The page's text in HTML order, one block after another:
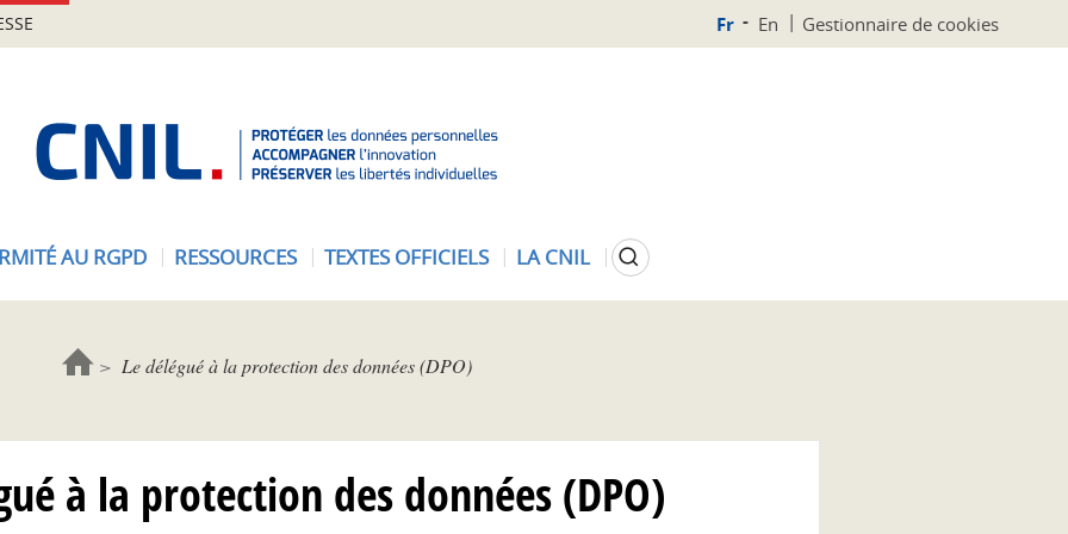
Fr En Gestionnaire de cookies
AU RGPD RESSOURCES TEXTES OFFICIELS LA CNIL Rechercher
Le délégué à la protection des données (DPO)
à la protection des données (DPO)